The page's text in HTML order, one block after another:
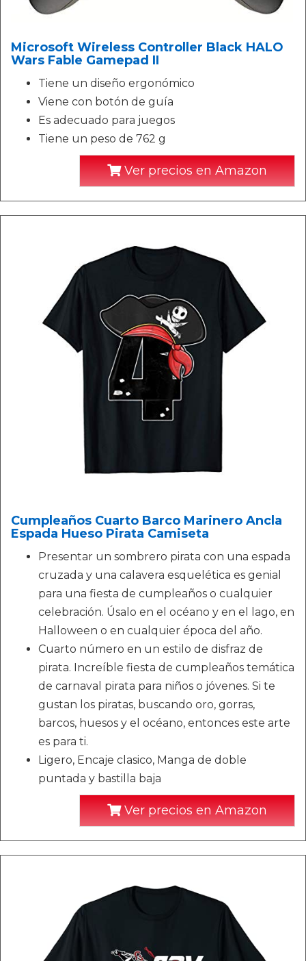
Microsoft Wireless Controller Black HALO
Wars Fable Gamepad II
Tiene un diseño ergonómico
Viene con botón de guía
Es adecuado para juegos
Tiene un peso de 762 g
Ver precios en Amazon
Cumpleaños Cuarto Barco Marinero Ancla
Espada Hueso Pirata Camiseta
Presentar un sombrero pirata con una espada
cruzada y una calavera esquelética es genial
para una fiesta de cumpleaños o cualquier
celebración. Úsalo en el océano y en el lago, en
Halloween o en cualquier época del año.
Cuarto número en un estilo de disfraz de
pirata. Increíble fiesta de cumpleaños temática
de carnaval pirata para niños o jóvenes. Si te
gustan los piratas, buscando oro, gorras,
barcos, huesos y el océano, entonces este arte
es para ti.
Ligero, Encaje clasico, Manga de doble
puntada y bastilla baja
Ver precios en Amazon